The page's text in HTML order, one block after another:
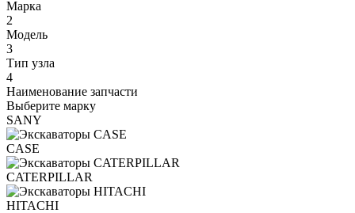
Марка
2
Модель
3
Тип узла
4
Наименование запчасти
Выберите марку
SANY
CASE
CATERPILLAR
HITACHI